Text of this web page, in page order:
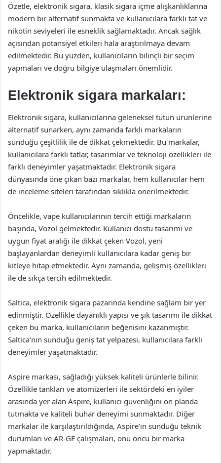
Özetle, elektronik sigara, klasik sigara içme alışkanlıklarına
modern bir alternatif sunmakta ve kullanıcılara farklı tat ve
nikotin seviyeleri ile esneklik sağlamaktadır. Ancak sağlık
açısından potansiyel etkileri hala araştırılmaya devam
edilmektedir. Bu yüzden, kullanıcıların bilinçli bir seçim
yapmaları ve doğru bilgiye ulaşmaları önemlidir.
Elektronik sigara markaları:
Elektronik sigara, kullanıcılarına geleneksel tütün ürünlerine
alternatif sunarken, aynı zamanda farklı markaların
sunduğu çeşitlilik ile de dikkat çekmektedir. Bu markalar,
kullanıcılara farklı tatlar, tasarımlar ve teknoloji özellikleri ile
farklı deneyimler yaşatmaktadır. Elektronik sigara
dünyasında öne çıkan bazı markalar, hem kullanıcılar hem
de inceleme siteleri tarafından sıklıkla önerilmektedir.
Öncelikle, vape kullanıcılarının tercih ettiği markaların
başında, Vozol gelmektedir. Kullanıcı dostu tasarımı ve
uygun fiyat aralığı ile dikkat çeken Vozol, yeni
başlayanlardan deneyimli kullanıcılara kadar geniş bir
kitleye hitap etmektedir. Aynı zamanda, gelişmiş özellikleri
ile de sıkça tercih edilmektedir.
Saltica, elektronik sigara pazarında kendine sağlam bir yer
edinmiştir. Özellikle dayanıklı yapısı ve şık tasarımı ile dikkat
çeken bu marka, kullanıcıların beğenisini kazanmıştır.
Saltica’nın sunduğu geniş tat yelpazesi, kullanıcılara farklı
deneyimler yaşatmaktadır.
Aspire markası, sağladığı yüksek kaliteli ürünlerle bilinir.
Özellikle tankları ve atomizerleri ile sektördeki en iyiler
arasında yer alan Aspire, kullanıcı güvenliğini ön planda
tutmakta ve kaliteli buhar deneyimi sunmaktadır. Diğer
markalar ile karşılaştırıldığında, Aspire’ın sunduğu teknik
durumları ve AR-GE çalışmaları, onu öncü bir marka
yapmaktadır.